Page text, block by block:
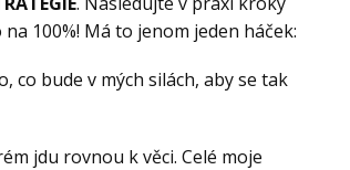
100%! Má to jenom jeden háček:
co bude v mých silách, aby se tak
jdu rovnou k věci. Celé moje